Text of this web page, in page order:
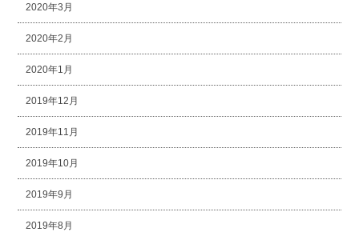
2020年3月
2020年2月
2020年1月
2019年12月
2019年11月
2019年10月
2019年9月
2019年8月